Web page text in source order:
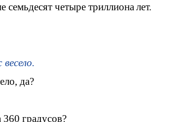
семьдесят четыре триллиона лет.
да?
градусов?